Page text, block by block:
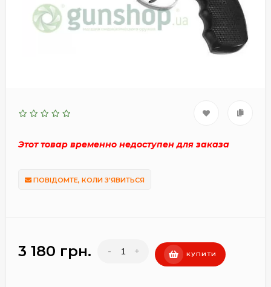
Этот товар временно недоступен для заказа
ПОВІДОМТЕ, КОЛИ З'ЯВИТЬСЯ
3 180 грн. - + КУПИТИ